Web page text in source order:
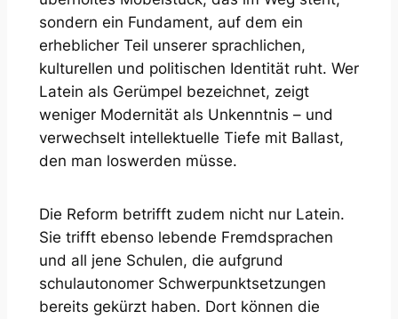
sondern ein Fundament, auf dem ein
erheblicher Teil unserer sprachlichen,
kulturellen und politischen Identität ruht. Wer
Latein als Gerümpel bezeichnet, zeigt
weniger Modernität als Unkenntnis – und
verwechselt intellektuelle Tiefe mit Ballast,
den man loswerden müsse.
Die Reform betrifft zudem nicht nur Latein.
Sie trifft ebenso lebende Fremdsprachen
und all jene Schulen, die aufgrund
schulautonomer Schwerpunktsetzungen
bereits gekürzt haben. Dort können die